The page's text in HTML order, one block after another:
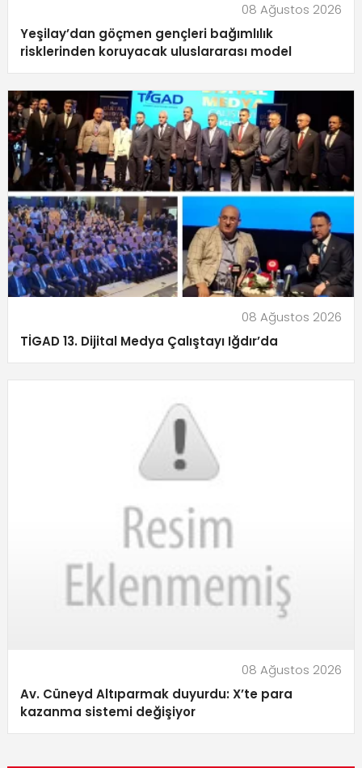
08 Ağustos 2026
Yeşilay’dan göçmen gençleri bağımlılık
risklerinden koruyacak uluslararası model
08 Ağustos 2026
TİGAD 13. Dijital Medya Çalıştayı Iğdır’da
08 Ağustos 2026
Av. Cüneyd Altıparmak duyurdu: X’te para
kazanma sistemi değişiyor